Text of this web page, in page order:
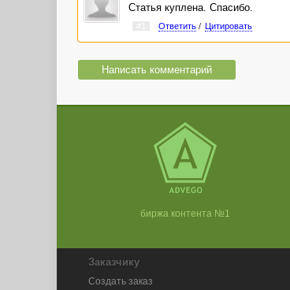
Статья куплена. Спасибо.
Ответить/ Цитировать
Написать комментарий
биржа контента №1
Заказчику
Создать заказ